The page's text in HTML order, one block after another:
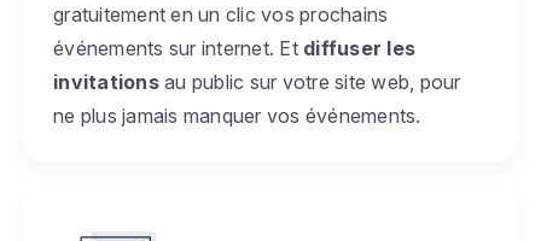
gratuitement en un clic vos prochains
événements sur internet. Et diffuser les
invitationsau public sur votre site web, pour
ne plus jamais manquer vos événements.